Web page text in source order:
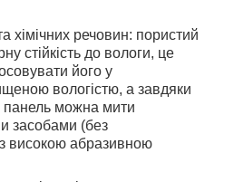
хімічних речовин: пористий
стійкість до вологи, це
його у
вологістю, а завдяки
панель можна мити
засобами (без
високою абразивною